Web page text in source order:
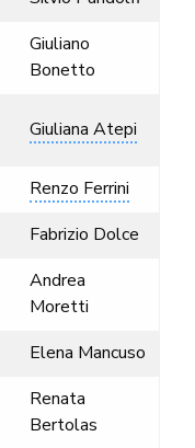
Giuliano
Bonetto
Giuliana Atepi
Renzo Ferrini
Fabrizio Dolce
Andrea
Moretti
Elena Mancuso
Renata
Bertolas